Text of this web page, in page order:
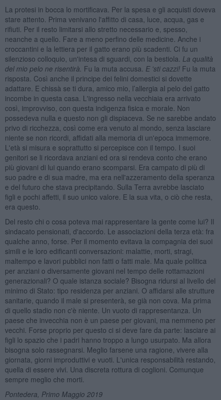
La protesi in bocca lo mortificava. Per la spesa e gli acquisti doveva
stare attento. Prima venivano l'affitto di casa, luce, acqua, gas e
rifiuti. Per il resto limitarsi allo stretto necessario e, spesso,
neanche a quello. Fare a meno perfino delle medicine. Anche i
croccantini e la lettiera per il gatto erano più scadenti. Ci fu un
silenzioso colloquio, un'intesa di sguardi, con la bestiola. La qualità
del mio pelo ne risentirà. Fu la muta accusa. E 'sti cazzi!Fu la muta
risposta. Così anche il principe dei felini domestici si dovette
adattare. E chissà se ti dura, amico mio, l’allergia al pelo del gatto
incombe in questa casa. L'ingresso nella vecchiaia era arrivato
così, improvviso, con questa indigenza fisica e morale. Non
possedeva nulla e questo non gli dispiaceva. Se ne sarebbe andato
privo di ricchezza, così come era venuto al mondo, senza lasciare
niente se non ricordi, affidati alla memoria di un'epoca immemore.
L'età si misura e soprattutto si percepisce con il tempo. I suoi
genitori se li ricordava anziani ed ora si rendeva conto che erano
più giovani di lui quando erano scomparsi. Era campato di più di
suo padre e di sua madre, ma era nell'azzeramento della speranza
e del futuro che stava precipitando. Sulla Terra avrebbe lasciato
figli e pochi affetti, il suo unico valore. E la sua vita, o ciò che resta,
era questo.
Del resto chi o cosa poteva mai rappresentare la gente come lui? Il
sindacato pensionati, d'accordo. Le associazioni della terza età: fra
qualche anno, forse. Per il momento evitava la compagnia dei suoi
simili e le loro edificanti conversazioni: malattie, morti, stragi,
maltempo e lavori pubblici non fatti o fatti male. Ma quale politica
per anziani o diversamente giovani nel tempo delle rottamazioni
generazionali? O quale istanza sociale? Bisogna ridursi al livello del
minimo di Stato: tipo residenza per anziani. O affidarsi alle strutture
sanitarie, quando il male si presenterà, se già non cova. Ma prima
di quello stadio non c'è niente. Un vuoto di rappresentanza. Un
paese che invecchia non è un paese per giovani, ma nemmeno per
vecchi. Forse proprio per questo ci si deve fare da parte: lasciare ai
figli lo spazio che i padri hanno troppo a lungo usurpato. Ma allora
bisogna solo rassegnarsi. Meglio farsene una ragione, vivere alla
giornata, giorni improduttivi e vuoti. L'unica responsabilità restando,
quella di essere vivi. Una discreta rottura di coglioni. Comunque
sempre meglio che morti.
Pontedera, Primo Maggio 2019